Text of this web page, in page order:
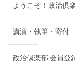
ようこそ！政治倶
講演・執筆・寄付
政治倶楽部 会員登